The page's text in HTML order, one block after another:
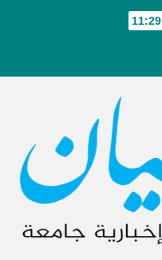
11:29